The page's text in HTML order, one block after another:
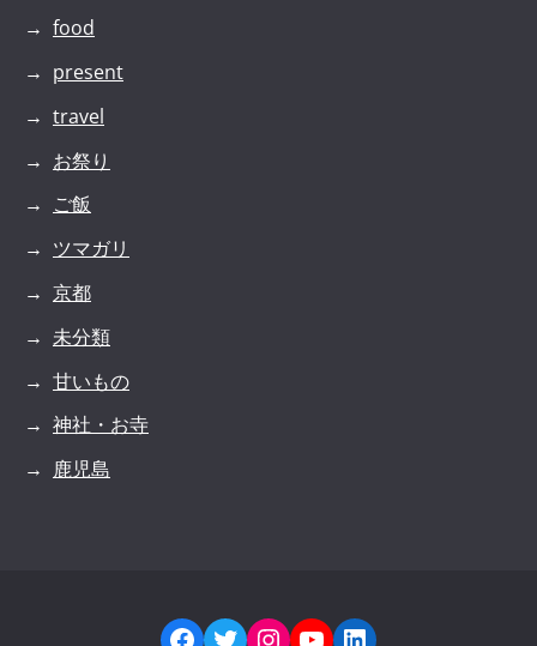
food
present
travel
お祭り
ご飯
ツマガリ
京都
未分類
甘いもの
神社・お寺
鹿児島
Facebook
Twitter
Instagram
YouTube
LinkedIn